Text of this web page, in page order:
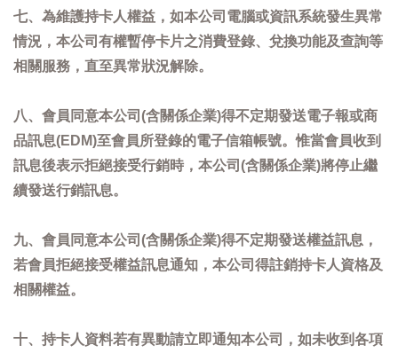
七、為維護持卡人權益，如本公司電腦或資訊系統發生異常
情況，本公司有權暫停卡片之消費登錄、兌換功能及查詢等
相關服務，直至異常狀況解除。
八、會員同意本公司(含關係企業)得不定期發送電子報或商
品訊息(EDM)至會員所登錄的電子信箱帳號。惟當會員收到
訊息後表示拒絕接受行銷時，本公司(含關係企業)將停止繼
續發送行銷訊息。
九、會員同意本公司(含關係企業)得不定期發送權益訊息，
若會員拒絕接受權益訊息通知，本公司得註銷持卡人資格及
相關權益。
十、持卡人資料若有異動請立即通知本公司，如未收到各項